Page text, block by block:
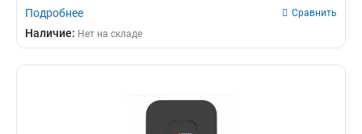
Подробнее Сравнить
Наличие: Нет на складе